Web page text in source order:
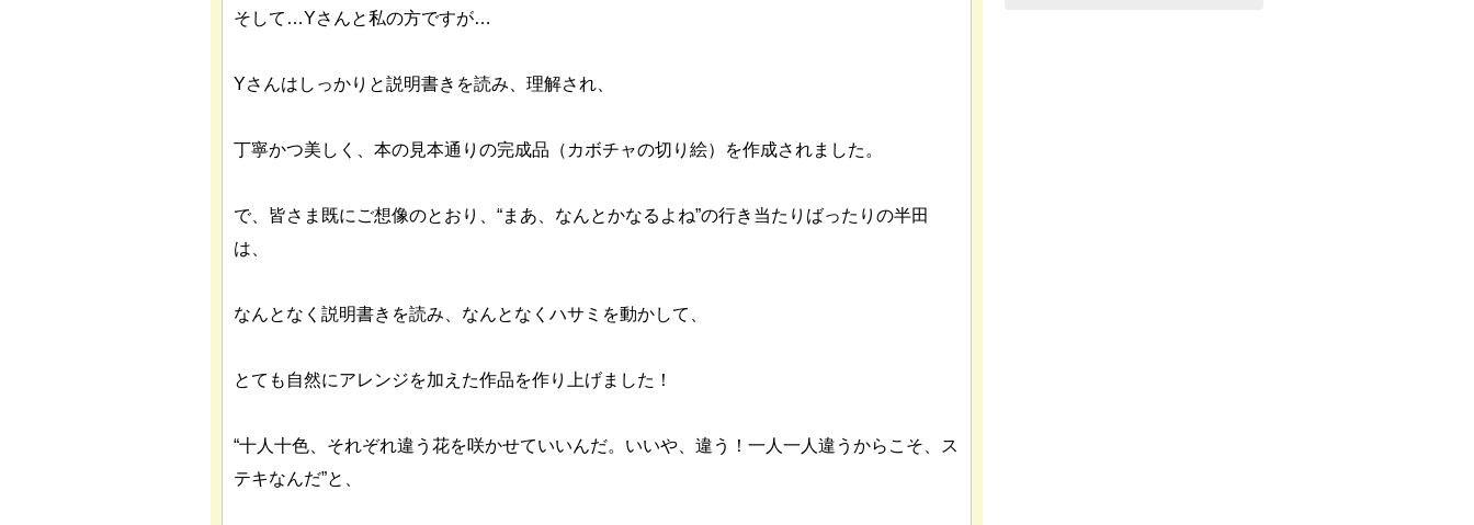
そして…Yさんと私の方ですが…
Yさんはしっかりと説明書きを読み、理解され、
丁寧かつ美しく、本の見本通りの完成品（カボチャの切り絵）を作成されました。
で、皆さま既にご想像のとおり、“まあ、なんとかなるよね”の行き当たりばったりの半田
は、
なんとなく説明書きを読み、なんとなくハサミを動かして、
とても自然にアレンジを加えた作品を作り上げました！
“十人十色、それぞれ違う花を咲かせていいんだ。いいや、違う！一人一人違うからこそ、ス
テキなんだ”と、